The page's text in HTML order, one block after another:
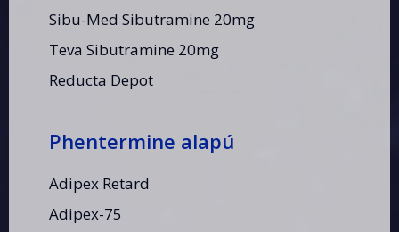
Sibu-Med Sibutramine 20mg
Teva Sibutramine 20mg
Reducta Depot
Phentermine alapú
Adipex Retard
Adipex-75